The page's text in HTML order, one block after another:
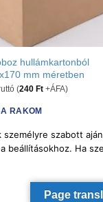
hullámkartonból
mm méretben
(240 Ft+ÁFA)
RAKOM
Page
szabott
beállításokhoz. Ha